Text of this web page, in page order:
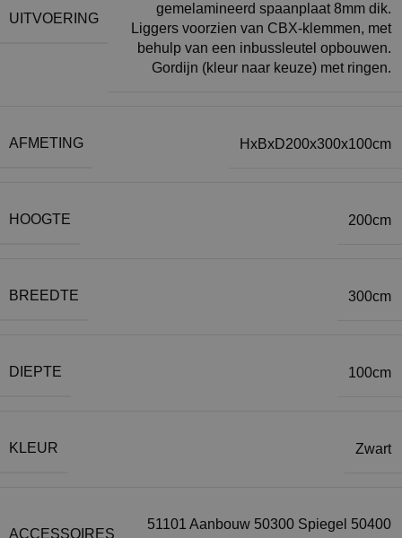
UITVOERING
gemelamineerd spaanplaat 8mm dik.
Liggers voorzien van CBX-klemmen, met
behulp van een inbussleutel opbouwen.
Gordijn (kleur naar keuze) met ringen.
AFMETING HxBxD200x300x100cm
HOOGTE 200cm
BREEDTE 300cm
DIEPTE 100cm
KLEUR Zwart
ACCESSOIRES
51101 Aanbouw 50300 Spiegel 50400